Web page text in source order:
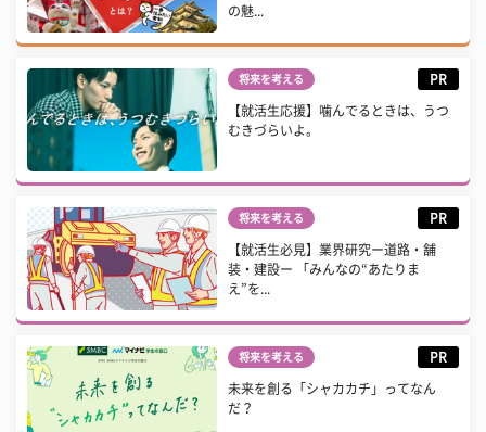
の魅...
将来を考える PR
【就活生応援】噛んでるときは、うつ
むきづらいよ。
将来を考える PR
【就活生必見】業界研究ー道路・舗
装・建設ー 「みんなの“あたりま
え”を...
将来を考える PR
未来を創る「シャカカチ」ってなん
だ？